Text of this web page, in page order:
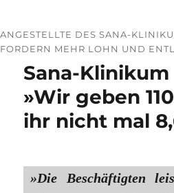
ANGESTELLTE DES SANA-
FORDERN MEHR LOHN UND
Sana-
»Wir geben
ihr nicht mal
»Die Beschäftigten